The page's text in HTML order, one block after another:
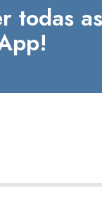
todas